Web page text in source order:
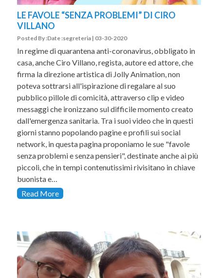
LE FAVOLE “SENZA PROBLEMI” DI CIRO
VILLANO
Posted By :Date :segreteria | 03-30-2020
In regime di quarantena anti-coronavirus, obbligato in
casa, anche Ciro Villano, regista, autore ed attore, che
firma la direzione artistica di Jolly Animation, non
poteva sottrarsi all'ispirazione di regalare al suo
pubblico pillole di comicità, attraverso clip e video
messaggi che ironizzano sul difficile momento creato
dall'emergenza sanitaria. Tra i suoi video che in questi
giorni stanno popolando pagine e profili sui social
network, in questa pagina proponiamo le sue "favole
senza problemi e senza pensieri", destinate anche ai più
piccoli, che in tempi contenutissimi rivisitano in chiave
buonista e…
Read More